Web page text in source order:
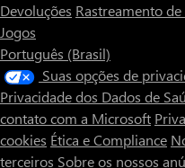
Devoluções Rastreamento
Jogos
Português (Brasil)
Suas opções de
Privacidade dos Dados de
contato com a Microsoft
cookies Ética e Compliance
terceiros Sobre os nossos